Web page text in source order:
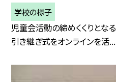
学校の様子
児童会活動の締めくくりとな
引き継ぎ式をオンラインを活...